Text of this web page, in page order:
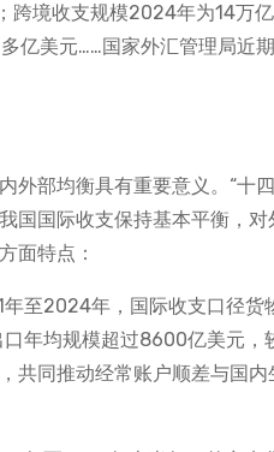
跨境收支规模2024年为14万
亿美元……国家外汇管理局近
外部均衡具有重要意义。“十
国国际收支保持基本平衡，
面特点：
至2024年，国际收支口径货
年均规模超过8600亿美元，
共同推动经常账户顺差与国内